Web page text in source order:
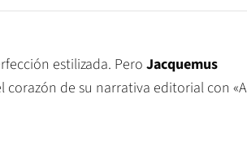
estilizada. PeroJacquemus
de su narrativa editorial con «A